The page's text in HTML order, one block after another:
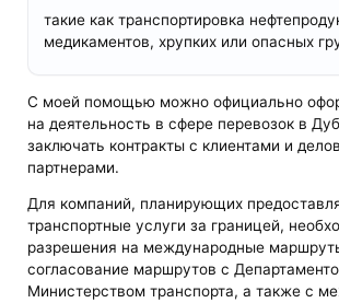
такие как транспортировка
медикаментов, хрупких или опасных
С моей помощью можно официально
на деятельность в сфере перевозок в
заключать контракты с клиентами и
партнерами.
Для компаний, планирующих
транспортные услуги за границей,
разрешения на международные
согласование маршрутов с
Министерством транспорта, а также с